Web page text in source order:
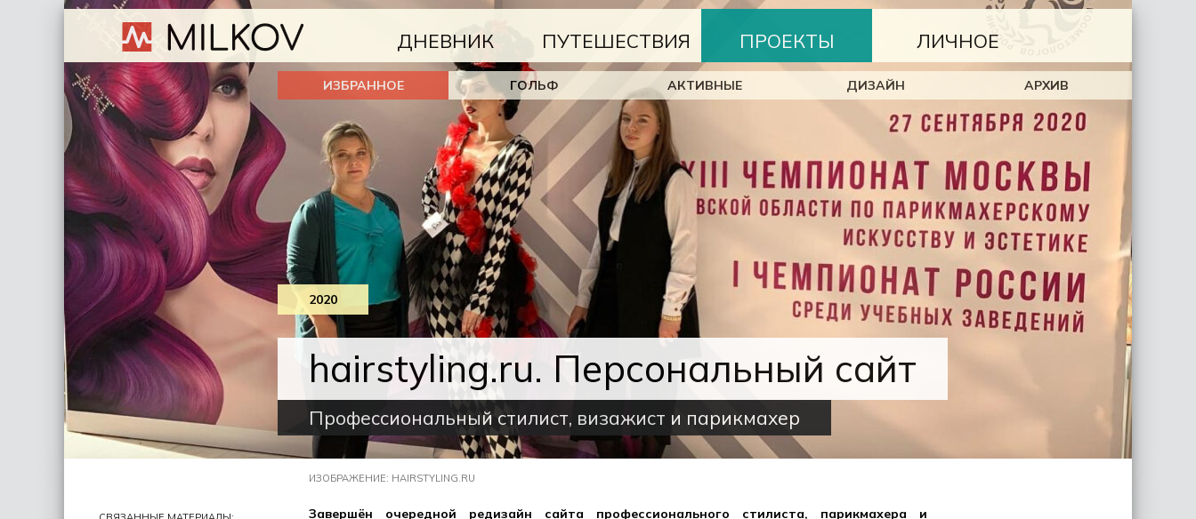
ДНЕВНИК ПУТЕШЕСТВИЯ ПРОЕКТЫ
ИЗБРАННОЕ ГОЛЬФ АКТИВНЫЕ ДИЗАЙН АРХИВ
ЛИЧНОЕ
2020
hairstyling.ru. Персональный сайт
Профессиональный стилист, визажист и парикмахер
ИЗОБРАЖЕНИЕ: HAIRSTYLING.RU
Завершён очередной редизайн сайта профессионального стилиста, парикмахера и